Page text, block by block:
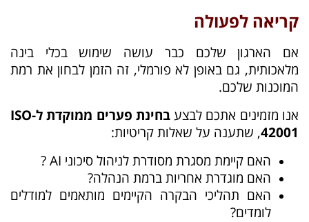
קריאה לפעולה
אם הארגון שלכם כבר עושה שימוש בכלי בינה
מלאכותית, גם באופן לא פורמלי, זה הזמן לבחון את רמת
המוכנות שלכם.
אנו מזמינים אתכם לבצעבחינת פערים ממוקדת ל-ISO
42001, שתענה על שאלות קריטיות:
האם קיימת מסגרת מסודרת לניהול סיכוני AI ?
האם מוגדרת אחריות ברמת הנהלה?
האם תהליכי הבקרה הקיימים מותאמים למודלים
לומדים?